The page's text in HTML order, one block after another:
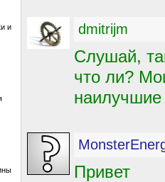
и
dmitrijm
Слушай,
что ли?
Привет